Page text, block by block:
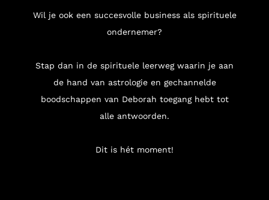
Wil je ook een succesvolle business als spirituele
ondernemer?
Stap dan in de spirituele leerweg waarin je aan
de hand van astrologie en gechannelde
boodschappen van Deborah toegang hebt tot
alle antwoorden.
Dit is hét moment!